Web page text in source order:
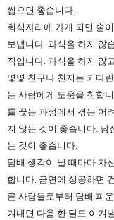
씹으면 좋습니다.
회식자리에 가게 되면 술
보냅니다. 과식을 하지 않
직입니다. 과식을 하지 않
몇몇 친구나 친지는 커다
는 사람에게 도움을 청합
를 끊는 과정에서 겪는 어
지 않는 것이 좋습니다.
는 것이 좋습니다.
담배 생각이 날 때마다 자
합니다. 금연에 성공하면
른 사람들로부터 담배 피
겨내면 다음 한 달도 이겨